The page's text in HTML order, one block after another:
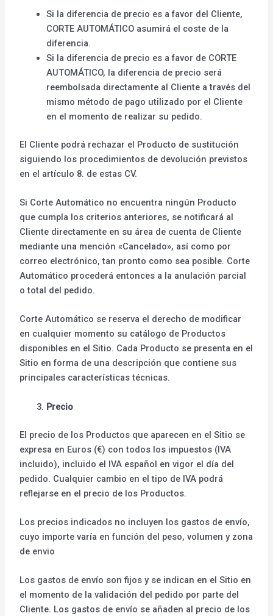
Si la diferencia de precio es a favor del Cliente,
CORTE AUTOMÁTICO asumirá el coste de la
diferencia.
Si la diferencia de precio es a favor de CORTE
AUTOMÁTICO, la diferencia de precio será
reembolsada directamente al Cliente a través del
mismo método de pago utilizado por el Cliente
en el momento de realizar su pedido.
El Cliente podrá rechazar el Producto de sustitución
siguiendo los procedimientos de devolución previstos
en el artículo 8. de estas CV.
Si Corte Automático no encuentra ningún Producto
que cumpla los criterios anteriores, se notificará al
Cliente directamente en su área de cuenta de Cliente
mediante una mención «Cancelado», así como por
correo electrónico, tan pronto como sea posible. Corte
Automático procederá entonces a la anulación parcial
o total del pedido.
Corte Automático se reserva el derecho de modificar
en cualquier momento su catálogo de Productos
disponibles en el Sitio. Cada Producto se presenta en el
Sitio en forma de una descripción que contiene sus
principales características técnicas.
Precio
El precio de los Productos que aparecen en el Sitio se
expresa en Euros (€) con todos los impuestos (IVA
incluido), incluido el IVA español en vigor el día del
pedido. Cualquier cambio en el tipo de IVA podrá
reflejarse en el precio de los Productos.
Los precios indicados no incluyen los gastos de envío,
cuyo importe varía en función del peso, volumen y zona
de envio
Los gastos de envío son fijos y se indican en el Sitio en
el momento de la validación del pedido por parte del
Cliente. Los gastos de envío se añaden al precio de los